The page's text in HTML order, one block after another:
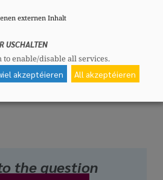
salutations distinguées.
the question
externen Inhalt
USCHALTEN
to enable/disable all services.
akzeptéieren All akzeptéieren